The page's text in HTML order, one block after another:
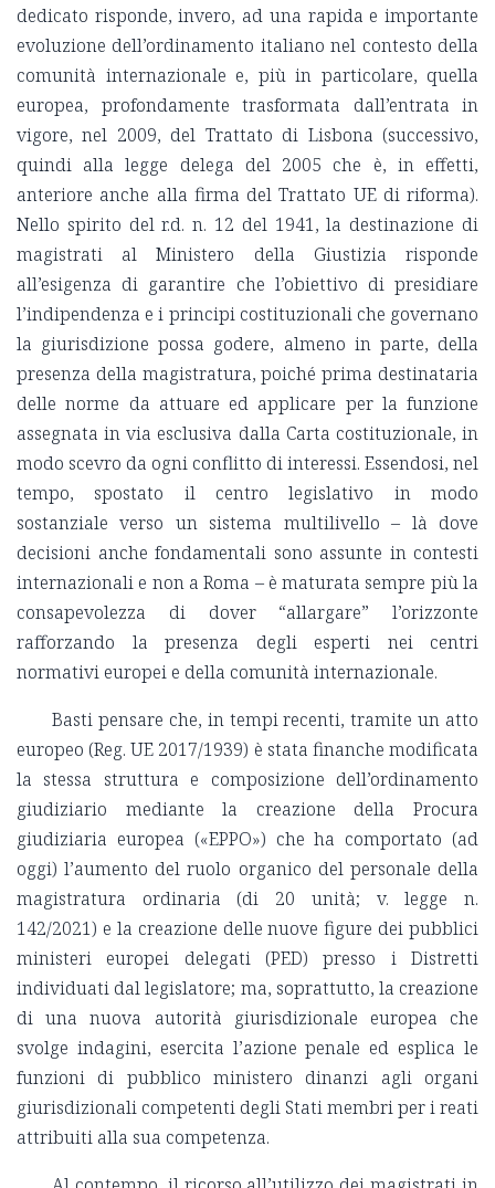
dedicato risponde, invero, ad una rapida e importante
evoluzione dell’ordinamento italiano nel contesto della
comunità internazionale e, più in particolare, quella
europea, profondamente trasformata dall’entrata in
vigore, nel 2009, del Trattato di Lisbona (successivo,
quindi alla legge delega del 2005 che è, in effetti,
anteriore anche alla firma del Trattato UE di riforma).
Nello spirito del r.d. n. 12 del 1941, la destinazione di
magistrati al Ministero della Giustizia risponde
all’esigenza di garantire che l’obiettivo di presidiare
l’indipendenza e i principi costituzionali che governano
la giurisdizione possa godere, almeno in parte, della
presenza della magistratura, poiché prima destinataria
delle norme da attuare ed applicare per la funzione
assegnata in via esclusiva dalla Carta costituzionale, in
modo scevro da ogni conflitto di interessi. Essendosi, nel
tempo, spostato il centro legislativo in modo
sostanziale verso un sistema multilivello – là dove
decisioni anche fondamentali sono assunte in contesti
internazionali e non a Roma – è maturata sempre più la
consapevolezza di dover “allargare” l’orizzonte
rafforzando la presenza degli esperti nei centri
normativi europei e della comunità internazionale.
Basti pensare che, in tempi recenti, tramite un atto
europeo (Reg. UE 2017/1939) è stata finanche modificata
la stessa struttura e composizione dell’ordinamento
giudiziario mediante la creazione della Procura
giudiziaria europea («EPPO») che ha comportato (ad
oggi) l’aumento del ruolo organico del personale della
magistratura ordinaria (di 20 unità; v. legge n.
142/2021) e la creazione delle nuove figure dei pubblici
ministeri europei delegati (PED) presso i Distretti
individuati dal legislatore; ma, soprattutto, la creazione
di una nuova autorità giurisdizionale europea che
svolge indagini, esercita l’azione penale ed esplica le
funzioni di pubblico ministero dinanzi agli organi
giurisdizionali competenti degli Stati membri per i reati
attribuiti alla sua competenza.